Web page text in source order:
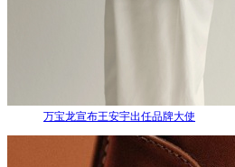
万宝龙宣布王安宇出任品牌大使